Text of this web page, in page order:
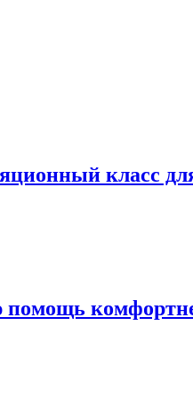
класс